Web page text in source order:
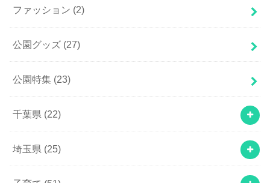
ファッション (2)
公園グッズ (27)
公園特集 (23)
千葉県 (22)
埼玉県 (25)